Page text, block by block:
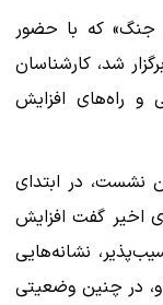
جنگ» که با حضور
شد، کارشناسان
و راه‌های افزایش
نشست، در ابتدای
اخیر گفت افزایش
نشانه‌هایی
در چنین وضعیتی